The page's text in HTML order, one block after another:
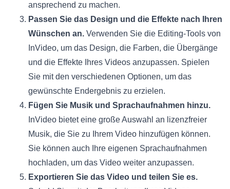
ansprechend zu machen.
Passen Sie das Design und die Effekte nach Ihren
Wünschen an. Verwenden Sie die Editing-Tools von
InVideo, um das Design, die Farben, die Übergänge
und die Effekte Ihres Videos anzupassen. Spielen
Sie mit den verschiedenen Optionen, um das
gewünschte Endergebnis zu erzielen.
Fügen Sie Musik und Sprachaufnahmen hinzu.
InVideo bietet eine große Auswahl an lizenzfreier
Musik, die Sie zu Ihrem Video hinzufügen können.
Sie können auch Ihre eigenen Sprachaufnahmen
hochladen, um das Video weiter anzupassen.
Exportieren Sie das Video und teilen Sie es.